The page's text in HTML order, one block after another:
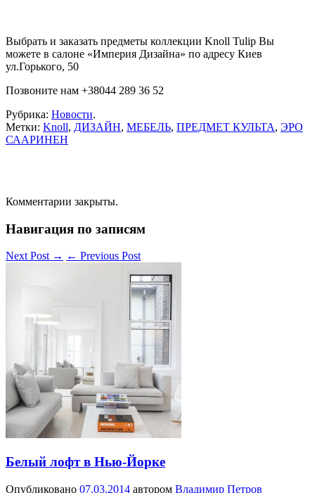
Выбрать и заказать предметы коллекции Knoll Tulip Вы
можете в салоне «Империя Дизайна» по адресу Киев
ул.Горького, 50
Позвоните нам +38044 289 36 52
Рубрика: Новости.
Метки: Knoll, ДИЗАЙН, МЕБЕЛЬ, ПРЕДМЕТ КУЛЬТА, ЭРО
СААРИНЕН
Комментарии закрыты.
Навигация по записям
Next Post → ← Previous Post
Белый лофт в Нью-Йорке
Опубликовано 07.03.2014 автором Владимир Петров